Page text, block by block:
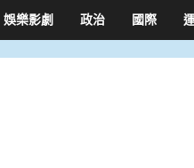
娛樂影劇 政治 國際